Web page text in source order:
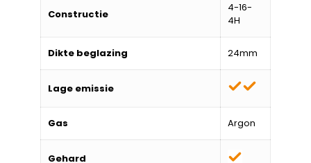
Constructie
4-16-
4H
Dikte beglazing 24mm
Lage emissie
Gas Argon
Gehard